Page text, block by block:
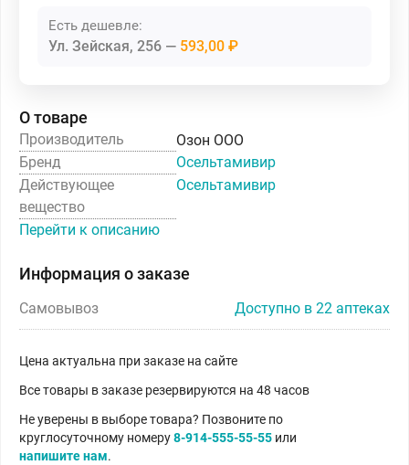
Есть дешевле:
Ул. Зейская, 256 593,00 ₽
О товаре
Производитель
Озон ООО
Бренд
Осельтамивир
Действующее
вещество
Осельтамивир
Перейти к описанию
Информация о заказе
Самовывоз Доступно в 22 аптеках
Цена актуальна при заказе на сайте
Все товары в заказе резервируются на 48 часов
Не уверены в выборе товара? Позвоните по
круглосуточному номеру8-914-555-55-55 или
напишите нам.